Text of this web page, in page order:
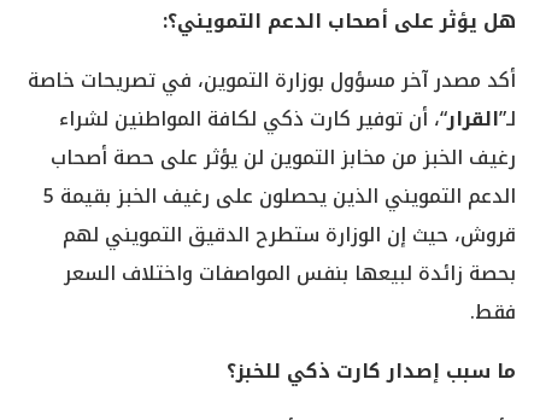
هل يؤثر على أصحاب الدعم التمويني؟:
أكد مصدر آخر مسؤول بوزارة التموين، في تصريحات خاصة
لـ”القرار“، أن توفير كارت ذكي لكافة المواطنين لشراء
رغيف الخبز من مخابز التموين لن يؤثر على حصة أصحاب
الدعم التمويني الذين يحصلون على رغيف الخبز بقيمة 5
قروش، حيث إن الوزارة ستطرح الدقيق التمويني لهم
بحصة زائدة لبيعها بنفس المواصفات واختلاف السعر
فقط.
ما سبب إصدار كارت ذكي للخبز؟